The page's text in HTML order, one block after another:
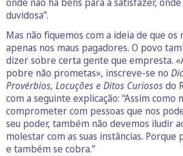
duvidosa”.
Mas não fiquemos com a ideia de que
apenas nos maus pagadores. O povo
dizer sobre certa gente que empresta.
pobre não prometas», inscreve-se no
Provérbios, Locuções e Ditos Curiososdo
com a seguinte explicação: “Assim como
comprometer com pessoas que nos
seu poder, também não devemos iludir
molestar com as suas instâncias. Porque
e também se cobra.”